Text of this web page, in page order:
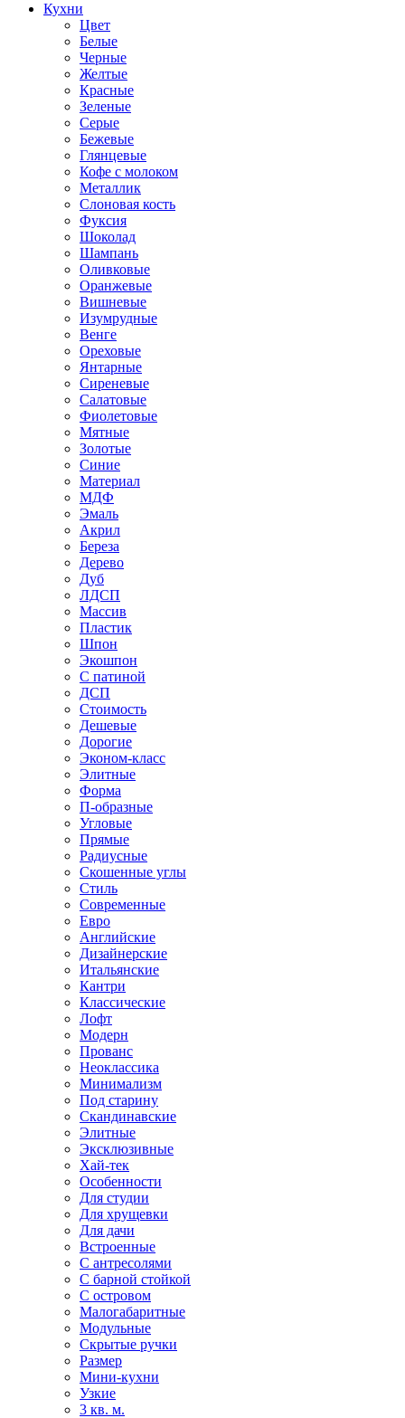
Кухни
Цвет
Белые
Черные
Желтые
Красные
Зеленые
Серые
Бежевые
Глянцевые
Кофе с молоком
Металлик
Слоновая кость
Фуксия
Шоколад
Шампань
Оливковые
Оранжевые
Вишневые
Изумрудные
Венге
Ореховые
Янтарные
Сиреневые
Салатовые
Фиолетовые
Мятные
Золотые
Синие
Материал
МДФ
Эмаль
Акрил
Береза
Дерево
Дуб
ЛДСП
Массив
Пластик
Шпон
Экошпон
С патиной
ДСП
Стоимость
Дешевые
Дорогие
Эконом-класс
Элитные
Форма
П-образные
Угловые
Прямые
Радиусные
Скошенные углы
Стиль
Современные
Евро
Английские
Дизайнерские
Итальянские
Кантри
Классические
Лофт
Модерн
Прованс
Неоклассика
Минимализм
Под старину
Скандинавские
Элитные
Эксклюзивные
Хай-тек
Особенности
Для студии
Для хрущевки
Для дачи
Встроенные
С антресолями
С барной стойкой
С островом
Малогабаритные
Модульные
Скрытые ручки
Размер
Мини-кухни
Узкие
3 кв. м.